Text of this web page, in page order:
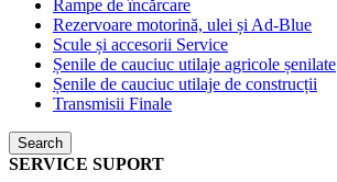
Rampe de încărcare
Rezervoare motorină, ulei și Ad-Blue
Scule și accesorii Service
Șenile de cauciuc utilaje agricole șenilate
Șenile de cauciuc utilaje de construcții
Transmisii Finale
Search
SERVICE SUPORT